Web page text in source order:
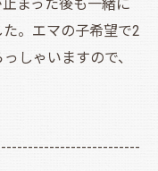
まった後も一緒に
。エマの子希望で2
しゃいますので、